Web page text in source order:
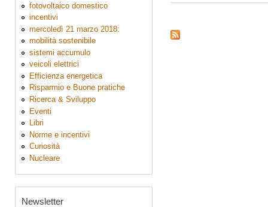
fotovoltaico domestico
incentivi
mercoledì 21 marzo 2018:
mobilità sostenibile
sistemi accumulo
veicoli elettrici
Efficienza energetica
Risparmio e Buone pratiche
Ricerca & Sviluppo
Eventi
Libri
Norme e incentivi
Curiosità
Nucleare
Newsletter